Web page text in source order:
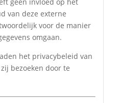
van deze externe
voor de manier
omgaan.
het privacybeleid van
bezoeken door te